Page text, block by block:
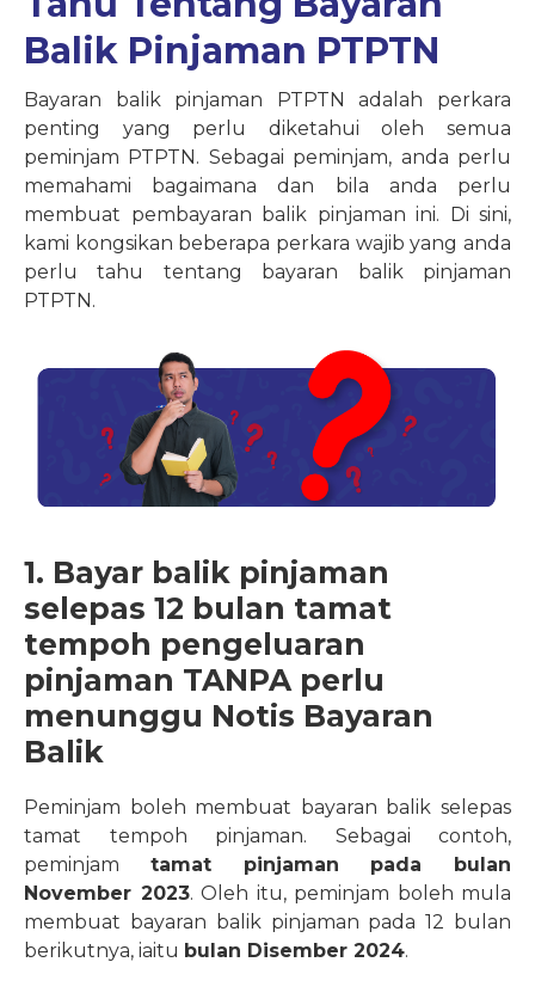
Balik Pinjaman PTPTN
Bayaran balik pinjaman PTPTN adalah perkara
penting yang perlu diketahui oleh semua
peminjam PTPTN. Sebagai peminjam, anda perlu
memahami bagaimana dan bila anda perlu
membuat pembayaran balik pinjaman ini. Di sini,
kami kongsikan beberapa perkara wajib yang anda
perlu tahu tentang bayaran balik pinjaman
PTPTN.
1. Bayar balik pinjaman
selepas 12 bulan tamat
tempoh pengeluaran
pinjaman TANPA perlu
menunggu Notis Bayaran
Balik
Peminjam boleh membuat bayaran balik selepas
tamat tempoh pinjaman. Sebagai contoh,
peminjam tamat pinjaman pada bulan
November 2023. Oleh itu, peminjam boleh mula
membuat bayaran balik pinjaman pada 12 bulan
berikutnya, iaitu bulan Disember 2024.